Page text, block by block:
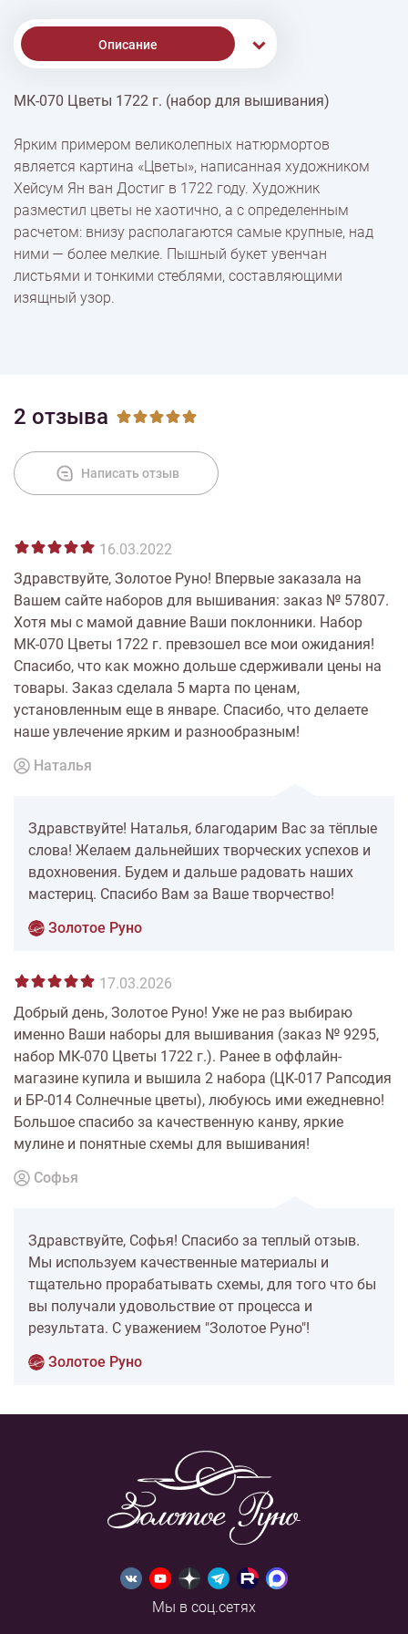
Описание
% Скидки
Доставка
Оплата
МК-070 Цветы 1722 г. (набор для вышивания)
Ярким примером великолепных натюрмортов
является картина «Цветы», написанная художником
Хейсум Ян ван Достиг в 1722 году. Художник
разместил цветы не хаотично, а с определенным
расчетом: внизу располагаются самые крупные, над
ними — более мелкие. Пышный букет увенчан
листьями и тонкими стеблями, составляющими
изящный узор.
2 отзыва
Написать отзыв
16.03.2022
Здравствуйте, Золотое Руно! Впервые заказала на
Вашем сайте наборов для вышивания: заказ № 57807.
Хотя мы с мамой давние Ваши поклонники. Набор
МК-070 Цветы 1722 г. превзошел все мои ожидания!
Спасибо, что как можно дольше сдерживали цены на
товары. Заказ сделала 5 марта по ценам,
установленным еще в январе. Спасибо, что делаете
наше увлечение ярким и разнообразным!
Наталья
Здравствуйте! Наталья, благодарим Вас за тёплые
слова! Желаем дальнейших творческих успехов и
вдохновения. Будем и дальше радовать наших
мастериц. Спасибо Вам за Ваше творчество!
Золотое Руно
17.03.2026
Добрый день, Золотое Руно! Уже не раз выбираю
именно Ваши наборы для вышивания (заказ № 9295,
набор МК-070 Цветы 1722 г.). Ранее в оффлайн-
магазине купила и вышила 2 набора (ЦК-017 Рапсодия
и БР-014 Солнечные цветы), любуюсь ими ежедневно!
Большое спасибо за качественную канву, яркие
мулине и понятные схемы для вышивания!
Софья
Здравствуйте, Софья! Спасибо за теплый отзыв.
Мы используем качественные материалы и
тщательно прорабатывать схемы, для того что бы
вы получали удовольствие от процесса и
результата. С уважением "Золотое Руно"!
Золотое Руно
Мы в соц.сетях